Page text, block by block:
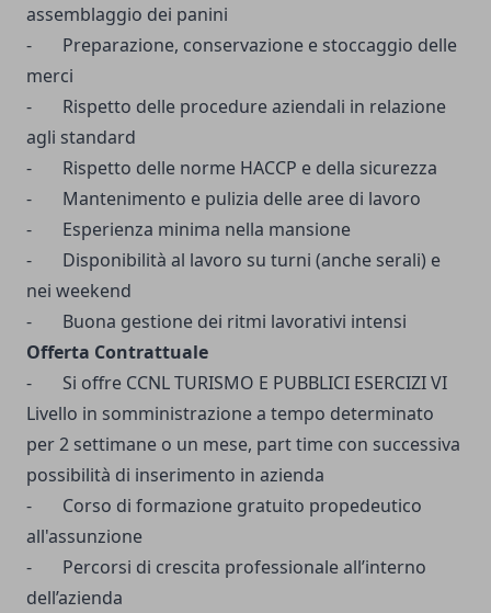
assemblaggio dei panini
- Preparazione, conservazione e stoccaggio delle
merci
- Rispetto delle procedure aziendali in relazione
agli standard
- Rispetto delle norme HACCP e della sicurezza
- Mantenimento e pulizia delle aree di lavoro
- Esperienza minima nella mansione
- Disponibilità al lavoro su turni (anche serali) e
nei weekend
- Buona gestione dei ritmi lavorativi intensi
Offerta Contrattuale
- Si offre CCNL TURISMO E PUBBLICI ESERCIZI VI
Livello in somministrazione a tempo determinato
per 2 settimane o un mese, part time con successiva
possibilità di inserimento in azienda
- Corso di formazione gratuito propedeutico
all'assunzione
- Percorsi di crescita professionale all’interno
dell’azienda